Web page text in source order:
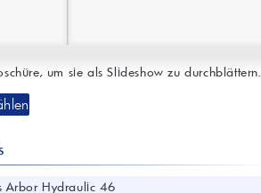
um sie als Slideshow zu durchblättern.
Arbor Hydraulic 46